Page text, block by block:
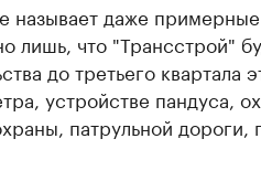
называет даже
лишь, что "Трансстрой"
до третьего квартала
устройстве пандуса,
патрульной дороги,